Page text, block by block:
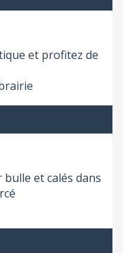
et profitez de
et calés dans